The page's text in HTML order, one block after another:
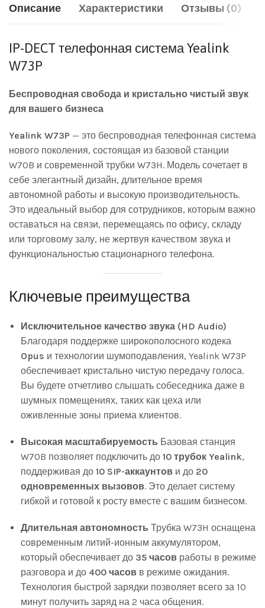
Описание Характеристики Отзывы (0)
IP-DECT телефонная система Yealink
W73P
Беспроводная свобода и кристально чистый звук
для вашего бизнеса
Yealink W73P — это беспроводная телефонная система
нового поколения, состоящая из базовой станции
W70B и современной трубки W73H. Модель сочетает в
себе элегантный дизайн, длительное время
автономной работы и высокую производительность.
Это идеальный выбор для сотрудников, которым важно
оставаться на связи, перемещаясь по офису, складу
или торговому залу, не жертвуя качеством звука и
функциональностью стационарного телефона.
Ключевые преимущества
Исключительное качество звука (HD Audio)
Благодаря поддержке широкополосного кодека
Opus и технологии шумоподавления, Yealink W73P
обеспечивает кристально чистую передачу голоса.
Вы будете отчетливо слышать собеседника даже в
шумных помещениях, таких как цеха или
оживленные зоны приема клиентов.
Высокая масштабируемость Базовая станция
W70B позволяет подключить до 10 трубок Yealink,
поддерживая до 10 SIP-аккаунтов и до 20
одновременных вызовов. Это делает систему
гибкой и готовой к росту вместе с вашим бизнесом.
Длительная автономность Трубка W73H оснащена
современным литий-ионным аккумулятором,
который обеспечивает до 35 часов работы в режиме
разговора и до 400 часов в режиме ожидания.
Технология быстрой зарядки позволяет всего за 10
минут получить заряд на 2 часа общения.